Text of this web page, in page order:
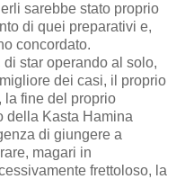
sarebbe stato proprio
di quei preparativi e,
concordato.
star operando al solo,
dei casi, il proprio
la fine del proprio
della Kasta Hamina
di giungere a
magari in
frettoloso, la